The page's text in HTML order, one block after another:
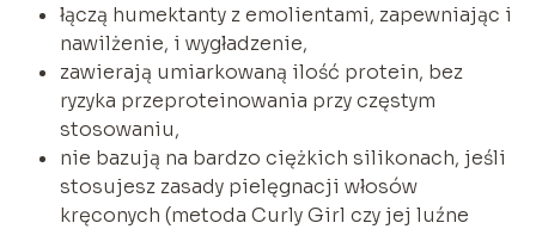
łączą humektanty z emolientami, zapewniając i
nawilżenie, i wygładzenie,
zawierają umiarkowaną ilość protein, bez
ryzyka przeproteinowania przy częstym
stosowaniu,
nie bazują na bardzo ciężkich silikonach, jeśli
stosujesz zasady pielęgnacji włosów
kręconych (metoda Curly Girl czy jej luźne